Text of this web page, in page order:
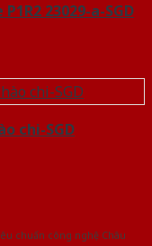
23029-a-SGD
chi-SGD
chuẩn công nghệ Châu